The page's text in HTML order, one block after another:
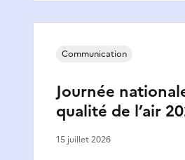
Journée
qualité de l’air
Communication
15 juillet 2026